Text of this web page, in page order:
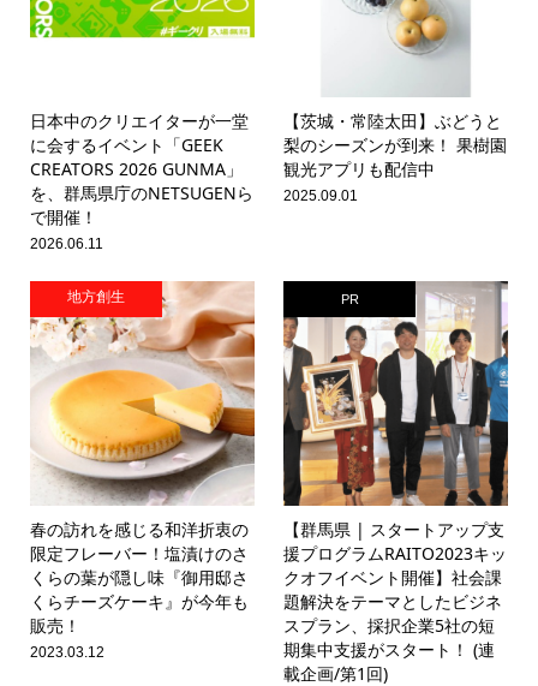
日本中のクリエイターが一堂
に会するイベント「GEEK
CREATORS 2026 GUNMA」
を、群馬県庁のNETSUGENら
で開催！
2026.06.11
【茨城・常陸太田】ぶどうと
梨のシーズンが到来！ 果樹園
観光アプリも配信中
2025.09.01
地方創生
春の訪れを感じる和洋折衷の
限定フレーバー！塩漬けのさ
くらの葉が隠し味『御用邸さ
くらチーズケーキ』が今年も
販売！
2023.03.12
PR
【群馬県 | スタートアップ支
援プログラムRAITO2023キッ
クオフイベント開催】社会課
題解決をテーマとしたビジネ
スプラン、採択企業5社の短
期集中支援がスタート！ (連
載企画/第1回)